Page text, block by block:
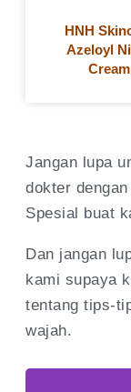
HNH
Azeloyl
Cream
Jangan lupa
dokter dengan
Spesial buat
Dan jangan
kami supaya
tentang tips-
wajah.